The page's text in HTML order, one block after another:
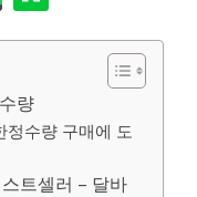
량
정수량 구매에 도
트셀러 – 달바